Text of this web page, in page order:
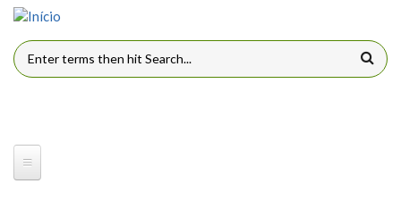
Pular para o conteúdo principal
FORMULÁRIO DE BUSCA